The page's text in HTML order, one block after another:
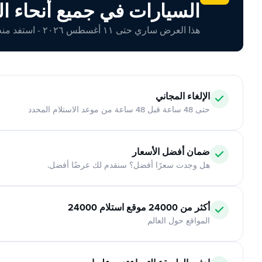
السيارات في جميع أنحاء
هذا العرض ساري حتى ١١ أغسطس ٢٠٢٦ - استفد منه اليوم!
الإلغاء المجاني
حتى 48 ساعة قبل 48 ساعة من موعد الاستلام المحدد
ضمان أفضل الأسعار
هل وجدت سعرًا أفضل؟ سنقدم لك عرضًا أفضل.
أكثر من 24000 موقع استلام 24000
المواقع حول العالم